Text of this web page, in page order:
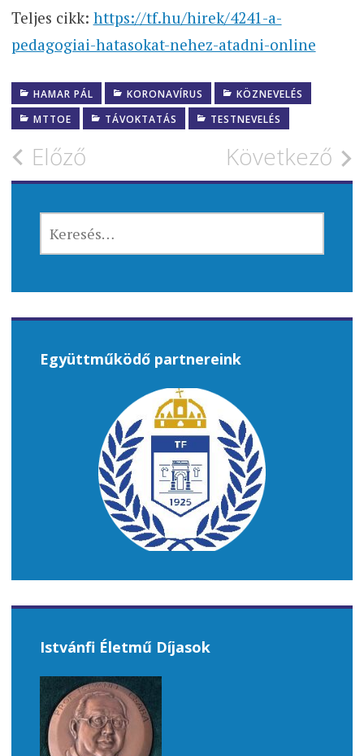
Teljes cikk: https://tf.hu/hirek/4241-a-
pedagogiai-hatasokat-nehez-atadni-online
HAMAR PÁL KORONAVÍRUS
KÖZNEVELÉS
MTTOE
TÁVOKTATÁS TESTNEVELÉS
Bejegyzés
navigáció
Előző Következő
Együttműködő partnereink
Istvánfi Életmű Díjasok